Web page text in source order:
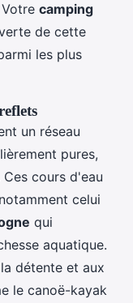
camping
de cette
les plus
un réseau
pures,
cours d'eau
celui
qui
aquatique.
détente et aux
le canoë-kayak